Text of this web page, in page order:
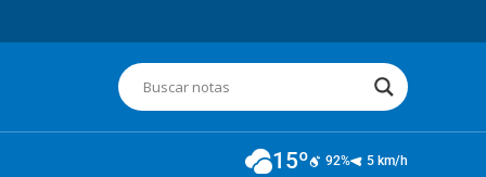
15º 92% 5 km/h